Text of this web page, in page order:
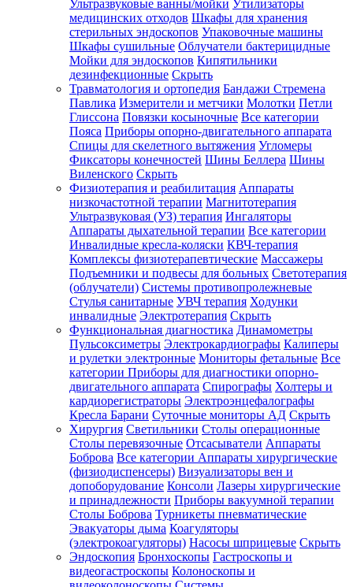
Ультразвуковые ванны/мойки Утилизаторы
медицинских отходов Шкафы для хранения
стерильных эндоскопов Упаковочные машины
Шкафы сушильные Облучатели бактерицидные
Мойки для эндоскопов Кипятильники
дезинфекционные Скрыть
Травматология и ортопедия Бандажи Стремена
Павлика Измерители и метчики Молотки Петли
Глиссона Повязки косыночные Все категории
Пояса Приборы опорно-двигательного аппарата
Спицы для скелетного вытяжения Угломеры
Фиксаторы конечностей Шины Беллера Шины
Виленского Скрыть
Физиотерапия и реабилитация Аппараты
низкочастотной терапии Магнитотерапия
Ультразвуковая (УЗ) терапия Ингаляторы
Аппараты дыхательной терапии Все категории
Инвалидные кресла-коляски КВЧ-терапия
Комплексы физиотерапевтические Массажеры
Подъемники и подвесы для больных Светотерапия
(облучатели) Системы противопролежневые
Стулья санитарные УВЧ терапия Ходунки
инвалидные Электротерапия Скрыть
Функциональная диагностика Динамометры
Пульсоксиметры Электрокардиографы Калиперы
и рулетки электронные Мониторы фетальные Все
категории Приборы для диагностики опорно-
двигательного аппарата Спирографы Холтеры и
кардиорегистраторы Электроэнцефалографы
Кресла Барани Суточные мониторы АД Скрыть
Хирургия Светильники Столы операционные
Столы перевязочные Отсасыватели Аппараты
Боброва Все категории Аппараты хирургические
(физиодиспенсеры) Визуализаторы вен и
допоборудование Консоли Лазеры хирургические
и принадлежности Приборы вакуумной терапии
Столы Боброва Турникеты пневматические
Эвакуаторы дыма Коагуляторы
(электрокоагуляторы) Насосы шприцевые Скрыть
Эндоскопия Бронхоскопы Гастроскопы и
видеогастроскопы Колоноскопы и